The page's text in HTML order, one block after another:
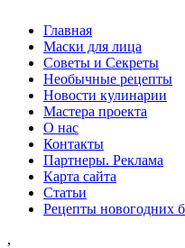
Главная
Маски для лица
Советы и Секреты
Необычные рецепты
Новости кулинарии
Мастера проекта
О нас
Контакты
Партнеры. Реклама
Карта сайта
Статьи
Рецепты новогодних
,